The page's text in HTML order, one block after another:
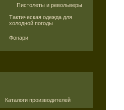
Пистолеты и револьверы
Тактическая одежда для
холодной погоды
Фонари
Каталоги производителей